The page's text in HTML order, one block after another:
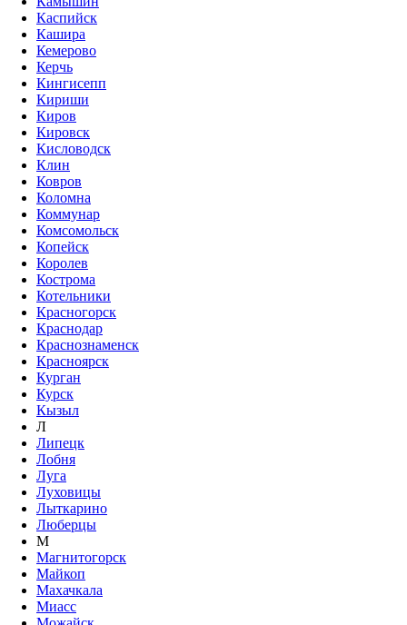
Каспийск
Кашира
Кемерово
Керчь
Кингисепп
Кириши
Киров
Кировск
Кисловодск
Клин
Ковров
Коломна
Коммунар
Комсомольск
Копейск
Королев
Кострома
Котельники
Красногорск
Краснодар
Краснознаменск
Красноярск
Курган
Курск
Кызыл
Л
Липецк
Лобня
Луга
Луховицы
Лыткарино
Люберцы
М
Магнитогорск
Майкоп
Махачкала
Миасс